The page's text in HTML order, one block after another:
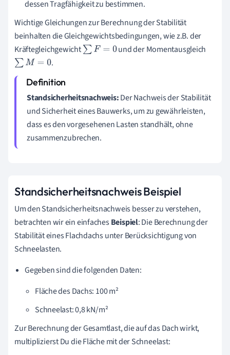
dessen Tragfähigkeit zu bestimmen.
Wichtige Gleichungen zur Berechnung der Stabilität
beinhalten die Gleichgewichtsbedingungen, wie z.B. der
Kräftegleichgewicht∑F=0
und der Momentausgleich
∑M=0 .
Standsicherheitsnachweis:Der Nachweis der Stabilität
und Sicherheit eines Bauwerks, um zu gewährleisten,
dass es den vorgesehenen Lasten standhält, ohne
zusammenzubrechen.
Standsicherheitsnachweis Beispiel
Um den Standsicherheitsnachweis besser zu verstehen,
betrachten wir ein einfachesBeispiel: Die Berechnung der
Stabilität eines Flachdachs unter Berücksichtigung von
Schneelasten.
Gegeben sind die folgenden Daten:
Fläche des Dachs: 100 m²
Schneelast: 0,8 kN/m²
Zur Berechnung der Gesamtlast, die auf das Dach wirkt,
multiplizierst Du die Fläche mit der Schneelast: